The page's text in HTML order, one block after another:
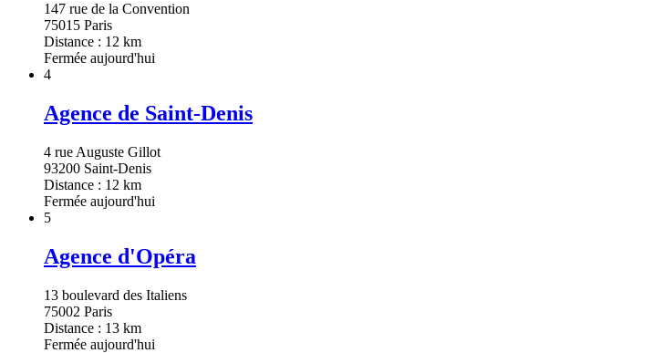
147 rue de la Convention
75015 Paris
Distance : 12 km
Fermée aujourd'hui
4
Agence de Saint-Denis
4 rue Auguste Gillot
93200 Saint-Denis
Distance : 12 km
Fermée aujourd'hui
5
Agence d'Opéra
13 boulevard des Italiens
75002 Paris
Distance : 13 km
Fermée aujourd'hui